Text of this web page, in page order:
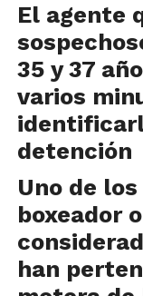
El agente
35 y 37
varios
detención
Uno de
boxeador
han